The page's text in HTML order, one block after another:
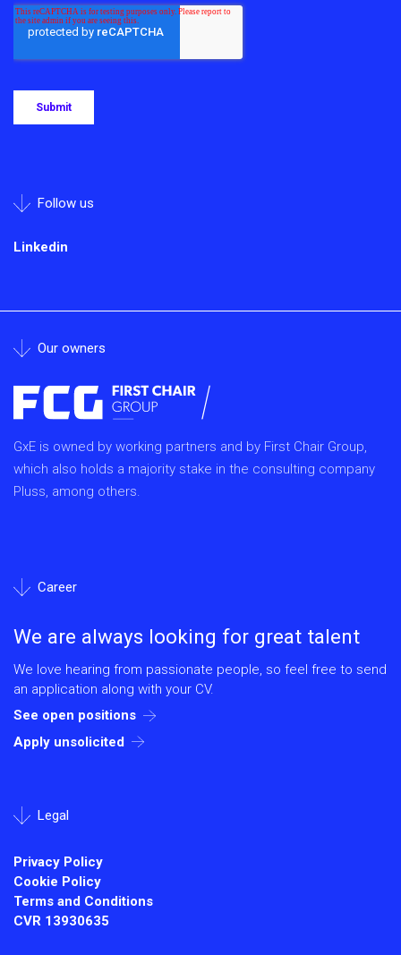
Follow us
Linkedin
Our owners
GxE is owned by working partners and by First Chair Group,
which also holds a majority stake in the consulting company
Pluss, among others.
Career
We are always looking for great talent
We love hearing from passionate people, so feel free to send
an application along with your CV.
See open positions
Apply unsolicited
Legal
Privacy Policy
Cookie Policy
Terms and Conditions
CVR 13930635